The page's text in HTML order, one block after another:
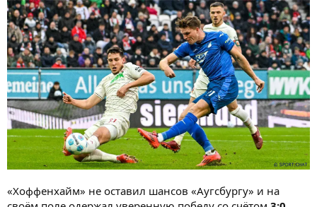
«Хоффенхайм» не оставил шансов «Аугсбургу» и на